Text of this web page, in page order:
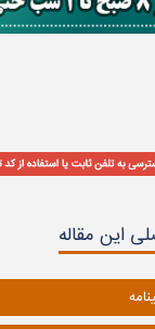
این مقاله